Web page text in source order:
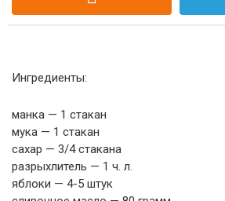
Ингредиенты:
манка — 1 стакан
мука — 1 стакан
сахар — 3/4 стакана
разрыхлитель — 1 ч. л.
яблоки — 4-5 штук